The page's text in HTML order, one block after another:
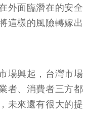
外面臨潛在的安全
這樣的風險轉嫁出
場興起，台灣市場
者、消費者三方都
未來還有很大的提